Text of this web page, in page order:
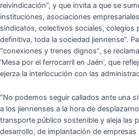
reivindicación”, y que invita a que se
instituciones, asociaciones
sindicatos, colectivos sociales, colegios
definitiva, toda la sociedad jiennense”.
“conexiones y trenes dignos”, se
‘Mesa por el ferrocarril en Jaén’, que
ejerza la interlocución con las
“No podemos seguir callados ante una
a los jiennenses a la hora de
transporte público sostenible y aleja las
desarrollo, de implantación de empresas